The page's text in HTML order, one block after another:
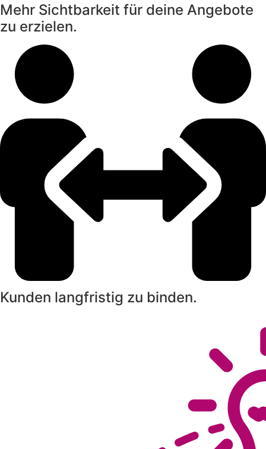
Mehr Sichtbarkeit für deine Angebote
zu erzielen.
Kunden langfristig zu binden.